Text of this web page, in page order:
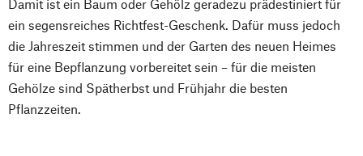
Damit ist ein Baum oder Gehölz geradezu prädestiniert für
ein segensreiches Richtfest-Geschenk. Dafür muss jedoch
die Jahreszeit stimmen und der Garten des neuen Heimes
für eine Bepflanzung vorbereitet sein – für die meisten
Gehölze sind Spätherbst und Frühjahr die besten
Pflanzzeiten.